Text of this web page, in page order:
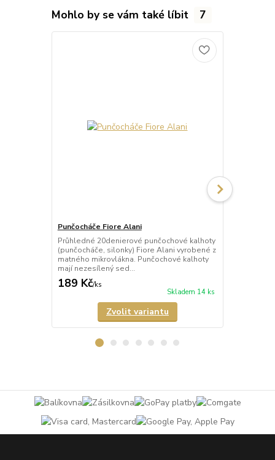
Mohlo by se vám také líbit 7
Punčocháče Fiore Alani
Průhledné 20denierové punčochové kalhoty
(punčocháče, silonky) Fiore Alani vyrobené z
matného mikrovlákna. Punčochové kalhoty
mají nezesílený sed...
189 Kč/ks
Skladem 14 ks
Zvolit variantu